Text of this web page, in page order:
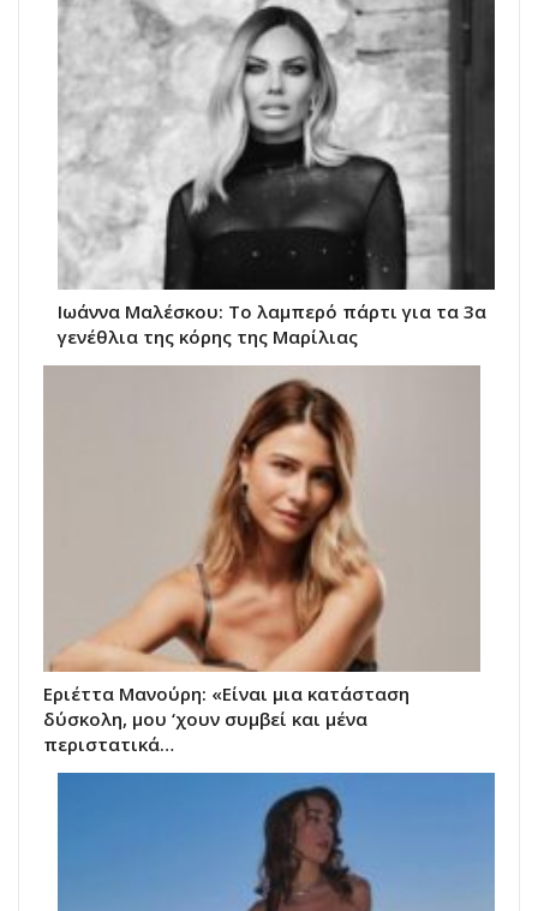
Ιωάννα Μαλέσκου: Το λαμπερό πάρτι για τα 3α
γενέθλια της κόρης της Μαρίλιας
Εριέττα Μανούρη: «Είναι μια κατάσταση
δύσκολη, μου ‘χουν συμβεί και μένα
περιστατικά…